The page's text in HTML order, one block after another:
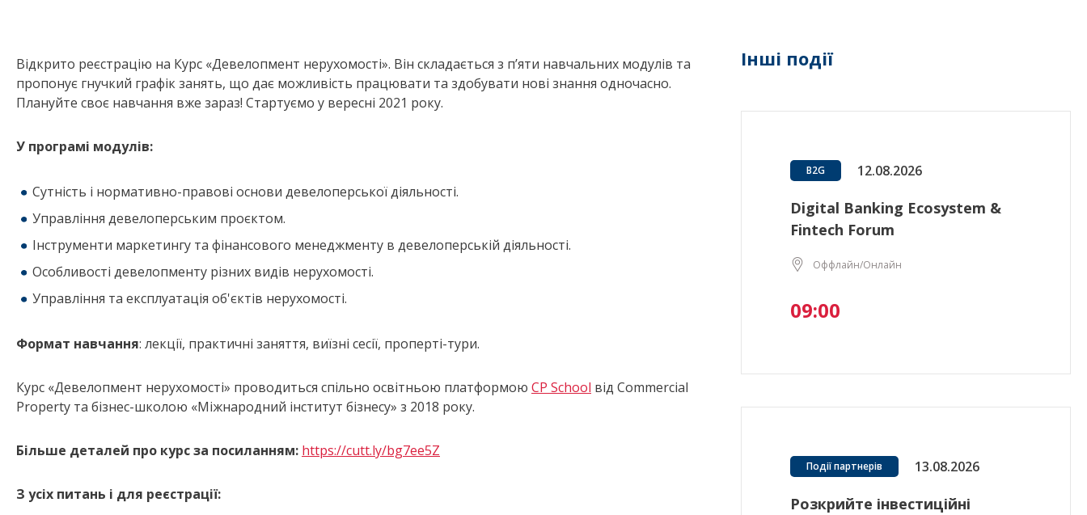
Відкрито реєстрацію на Курс «Девелопмент нерухомості». Він складається з п’яти навчальних модулів та
пропонує гнучкий графік занять, що дає можливість працювати та здобувати нові знання одночасно.
Плануйте своє навчання вже зараз! Стартуємо у вересні 2021 року.
У програмі модулів:
Сутність і нормативно-правові основи девелоперської діяльності.
Управління девелоперським проєктом.
Інструменти маркетингу та фінансового менеджменту в девелоперській діяльності.
Особливості девелопменту різних видів нерухомості.
Управління та експлуатація об'єктів нерухомості.
Формат навчання: лекції, практичні заняття, виїзні сесії, проперті-тури.
Курс «Девелопмент нерухомості» проводиться спільно освітньою платформою CP School від Commercial
Property та бізнес-школою «Міжнародний інститут бізнесу» з 2018 року.
Більше деталей про курс за посиланням: https://cutt.ly/bg7ee5Z
З усіх питань і для реєстрації:
Інші події
B2G 12.08.2026
Digital Banking Ecosystem &
Fintech Forum
Оффлайн/Онлайн
09:00
Події партнерів 13.08.2026
Розкрийте інвестиційні